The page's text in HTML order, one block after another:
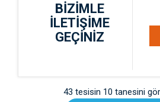
BİZİMLE
İLETİŞİME
GEÇİNİZ
43 tesisin 10 tanesini